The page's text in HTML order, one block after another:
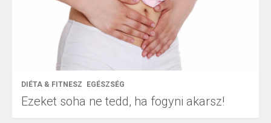
DIÉTA & FITNESZ EGÉSZSÉG
Ezeket soha ne tedd, ha fogyni akarsz!